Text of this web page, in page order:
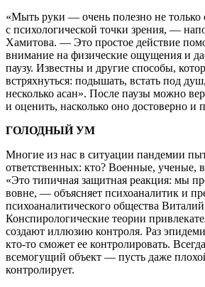
«Мыть руки — очень полезно не только
с психологической точки зрения, —
Хамитова. — Это простое действие
внимание на физические ощущения и
паузу. Известны и другие способы,
встряхнуться: подышать, встать под
несколько асан». После паузы можно
и оценить, насколько оно достоверно и
ГОЛОДНЫЙ УМ
Многие из нас в ситуации пандемии
ответственных: кто? Военные, ученые,
«Это типичная защитная реакция: мы
вовне, — объясняет психоаналитик и
психоаналитического общества
Конспирологические теории
создают иллюзию контроля. Раз
кто-то сможет ее контролировать.
всемогущий объект — пусть даже
контролирует.